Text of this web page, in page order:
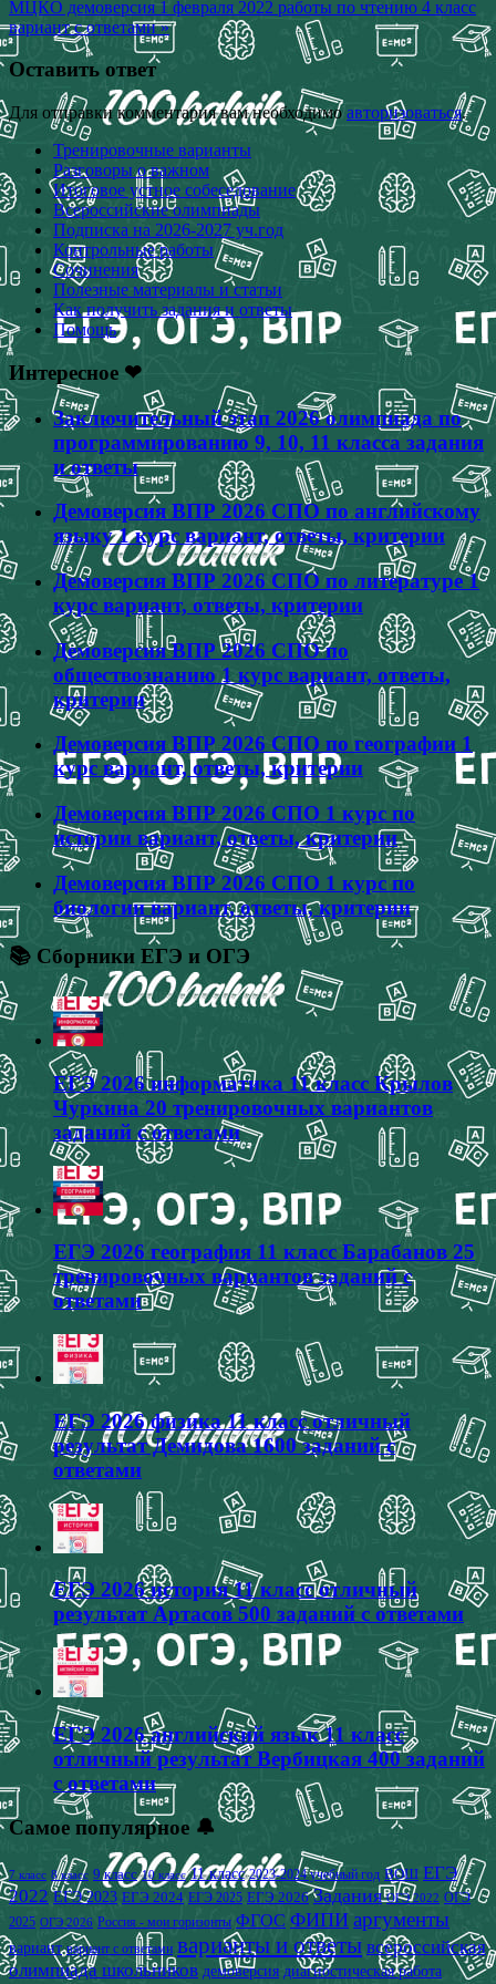
записям
МЦКО демоверсия 1 февраля 2022 работы по чтению 4 класс
вариант с ответами »
Оставить ответ
Для отправки комментария вам необходимоавторизоваться.
Тренировочные варианты
Разговоры о важном
Итоговое устное собеседование
Всероссийские олимпиады
Подписка на 2026-2027 уч.год
Контрольные работы
Сочинения
Полезные материалы и статьи
Как получить задания и ответы
Помощь
Интересное ❤
Заключительный этап 2026 олимпиада по
программированию 9, 10, 11 класса задания
и ответы
Демоверсия ВПР 2026 СПО по английскому
языку 1 курс вариант, ответы, критерии
Демоверсия ВПР 2026 СПО по литературе 1
курс вариант, ответы, критерии
Демоверсия ВПР 2026 СПО по
обществознанию 1 курс вариант, ответы,
критерии
Демоверсия ВПР 2026 СПО по географии 1
курс вариант, ответы, критерии
Демоверсия ВПР 2026 СПО 1 курс по
истории вариант, ответы, критерии
Демоверсия ВПР 2026 СПО 1 курс по
биологии вариант, ответы, критерии
📚 Сборники ЕГЭ и ОГЭ
ЕГЭ 2026 информатика 11 класс Крылов
Чуркина 20 тренировочных вариантов
заданий с ответами
ЕГЭ 2026 география 11 класс Барабанов 25
тренировочных вариантов заданий с
ответами
ЕГЭ 2026 физика 11 класс отличный
результат Демидова 1600 заданий с
ответами
ЕГЭ 2026 история 11 класс отличный
результат Артасов 500 заданий с ответами
ЕГЭ 2026 английский язык 11 класс
отличный результат Вербицкая 400 заданий
с ответами
Самое популярное 🔔
7 класс 8 класс 9 класс 10 класс 11 класс 2023-2024 учебный год ВОШ ЕГЭ
2022 ЕГЭ 2023 ЕГЭ 2024 ЕГЭ 2025 ЕГЭ 2026 Задания ОГЭ 2022 ОГЭ
2025 ОГЭ 2026 Россия - мои горизонты ФГОС ФИПИ аргументы
вариант вариант с ответами варианты и ответы всероссийская
олимпиада школьников демоверсия диагностическая работа